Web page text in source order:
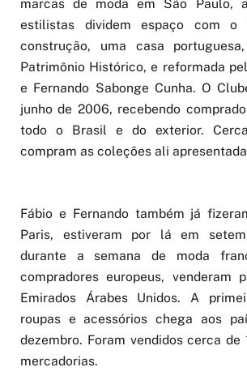
marcas de moda em São Paulo,
estilistas dividem espaço com o
construção, uma casa
Patrimônio Histórico, e reformada
e Fernando Sabonge Cunha. O
junho de 2006, recebendo
todo o Brasil e do exterior.
compram as coleções ali
Fábio e Fernando também já
Paris, estiveram por lá em
durante a semana de moda
compradores europeus, venderam
Emirados Árabes Unidos. A
roupas e acessórios chega aos
dezembro. Foram vendidos cerca de
mercadorias.